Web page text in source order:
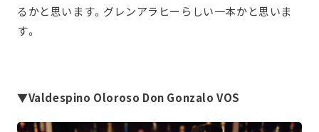
るかと思います。グレンアラヒーらしい一本かと思いま
す。
▼Valdespino Oloroso Don Gonzalo VOS